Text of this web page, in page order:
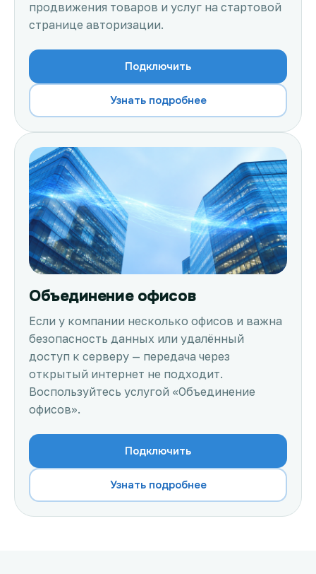
продвижения товаров и услуг на стартовой
странице авторизации.
Подключить
Узнать подробнее
Объединение офисов
Если у компании несколько офисов и важна
безопасность данных или удалённый
доступ к серверу — передача через
открытый интернет не подходит.
Воспользуйтесь услугой «Объединение
офисов».
Подключить
Узнать подробнее